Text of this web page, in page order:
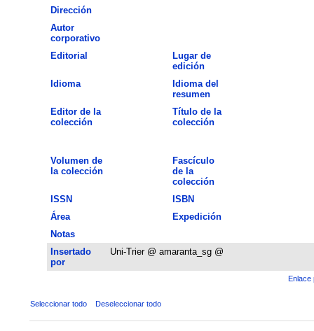
Dirección
Autor
corporativo
Editorial
Lugar de
edición
Idioma
Idioma del
resumen
Editor de la
colección
Título de la
colección
Volumen de
la colección
Fascículo
de la
colección
ISSN
ISBN
Área
Expedición
Notas
Insertado
por
Uni-Trier @ amaranta_sg @
Enlace
Seleccionar todo Deseleccionar todo